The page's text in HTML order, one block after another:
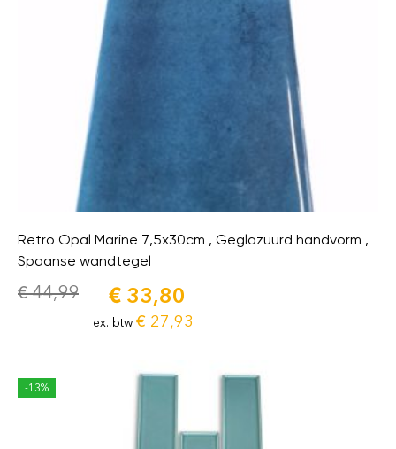
Retro Opal Marine 7,5x30cm , Geglazuurd handvorm ,
Spaanse wandtegel
€44,99 € 33,80
ex. btw € 27,93
-13%